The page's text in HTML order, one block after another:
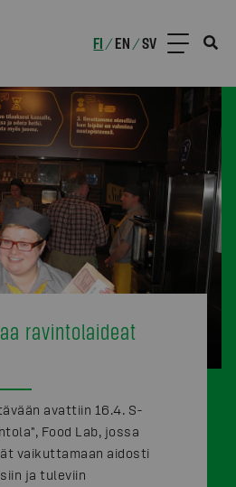
FI /EN /SV
ravintolaideat
avattiin 16.4. S-
Food Lab, jossa
vaikuttamaan aidosti
ja tuleviin